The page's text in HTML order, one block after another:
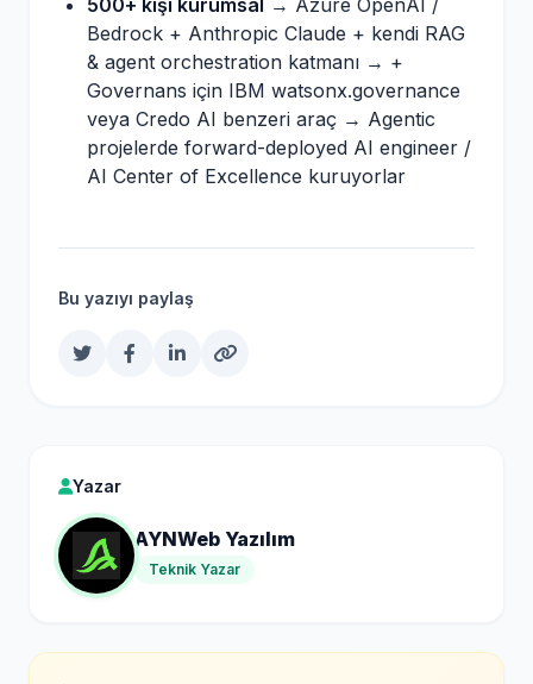
500+ kişi kurumsal
→ Azure OpenAI /
Bedrock + Anthropic Claude + kendi RAG
& agent orchestration katmanı → +
Governans için IBM watsonx.governance
veya Credo AI benzeri araç → Agentic
projelerde forward-deployed AI engineer /
AI Center of Excellence kuruyorlar
Bu yazıyı paylaş
Yazar
AYNWeb Yazılım
Teknik Yazar